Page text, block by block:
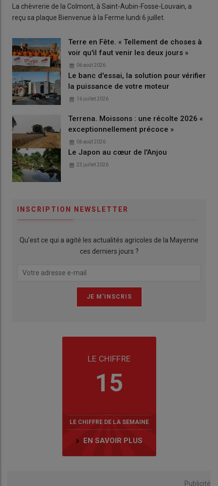
La chèvrerie de la Colmont, à Saint-Aubin-Fosse-Louvain, a
reçu sa plaque Bienvenue à la Ferme lundi 6 juillet.
Terre en Fête. « Tellement de choses à
voir qu'il faut venir les deux jours »
06 août 2026
Le banc d'essai, la solution pour vérifier
la puissance de votre moteur
16 juillet 2026
Terrena. Moissons : une récolte 2026 «
exceptionnellement précoce »
06 août 2026
Le Japon au cœur de l'Anjou
23 juillet 2026
INSCRIPTION NEWSLETTER
Qu’est ce qui a agité les actualités agricoles de la Mayenne
ces derniers jours ?
LE CHIFFRE
15
LE CHIFFRE DE LA SEMAINE
EN SAVOIR PLUS
Publicité